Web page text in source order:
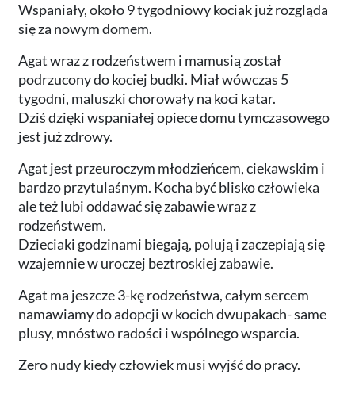
Wspaniały, około 9 tygodniowy kociak już rozgląda
się za nowym domem.
Agat wraz z rodzeństwem i mamusią został
podrzucony do kociej budki. Miał wówczas 5
tygodni, maluszki chorowały na koci katar.
Dziś dzięki wspaniałej opiece domu tymczasowego
jest już zdrowy.
Agat jest przeuroczym młodzieńcem, ciekawskim i
bardzo przytulaśnym. Kocha być blisko człowieka
ale też lubi oddawać się zabawie wraz z
rodzeństwem.
Dzieciaki godzinami biegają, polują i zaczepiają się
wzajemnie w uroczej beztroskiej zabawie.
Agat ma jeszcze 3-kę rodzeństwa, całym sercem
namawiamy do adopcji w kocich dwupakach- same
plusy, mnóstwo radości i wspólnego wsparcia.
Zero nudy kiedy człowiek musi wyjść do pracy.